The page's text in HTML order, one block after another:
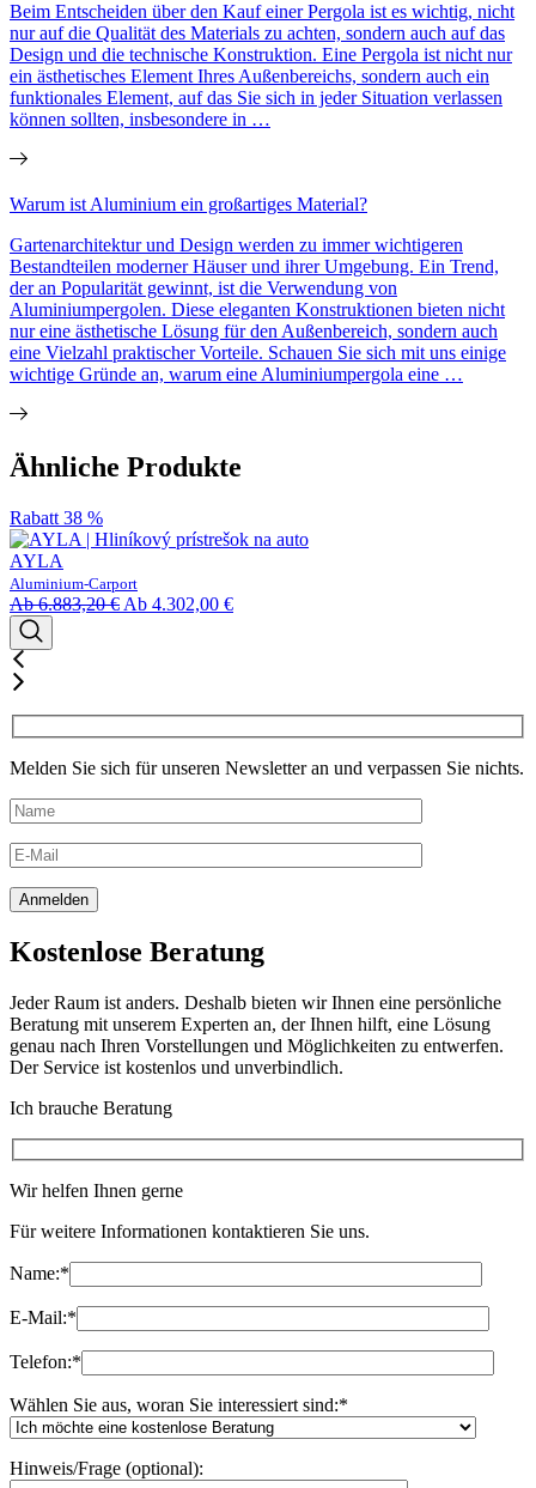
Beim Entscheiden über den Kauf einer Pergola ist es wichtig, nicht
nur auf die Qualität des Materials zu achten, sondern auch auf das
Design und die technische Konstruktion. Eine Pergola ist nicht nur
ein ästhetisches Element Ihres Außenbereichs, sondern auch ein
funktionales Element, auf das Sie sich in jeder Situation verlassen
können sollten, insbesondere in …
Warum ist Aluminium ein großartiges Material?
Gartenarchitektur und Design werden zu immer wichtigeren
Bestandteilen moderner Häuser und ihrer Umgebung. Ein Trend,
der an Popularität gewinnt, ist die Verwendung von
Aluminiumpergolen. Diese eleganten Konstruktionen bieten nicht
nur eine ästhetische Lösung für den Außenbereich, sondern auch
eine Vielzahl praktischer Vorteile. Schauen Sie sich mit uns einige
wichtige Gründe an, warum eine Aluminiumpergola eine …
Ähnliche Produkte
Rabatt 38 %
AYLA
Aluminium-Carport
Ab6.883,20€ Ab 4.302,00 €
Melden Sie sich für unseren Newsletter an und verpassen Sie nichts.
Kostenlose Beratung
Jeder Raum ist anders. Deshalb bieten wir Ihnen eine persönliche
Beratung mit unserem Experten an, der Ihnen hilft, eine Lösung
genau nach Ihren Vorstellungen und Möglichkeiten zu entwerfen.
Der Service ist kostenlos und unverbindlich.
Ich brauche Beratung
Wir helfen Ihnen gerne
Für weitere Informationen kontaktieren Sie uns.
Name:*
E-Mail:*
Telefon:*
Wählen Sie aus, woran Sie interessiert sind:*
Hinweis/Frage (optional):